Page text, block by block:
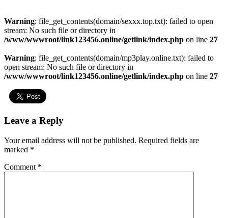
Warning: file_get_contents(domain/sexxx.top.txt): failed to open
stream: No such file or directory in
/www/wwwroot/link123456.online/getlink/index.php on line 27
Warning: file_get_contents(domain/mp3play.online.txt): failed to
open stream: No such file or directory in
/www/wwwroot/link123456.online/getlink/index.php on line 27
Leave a Reply
Your email address will not be published. Required fields are
marked *
Comment *